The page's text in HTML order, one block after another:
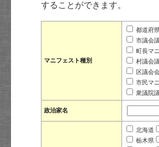
することができます。
マニフェスト種別
都道府
市議会
町長マ
村議会
区議会
市民マ
衆議院
政治家名
北海道
栃木県